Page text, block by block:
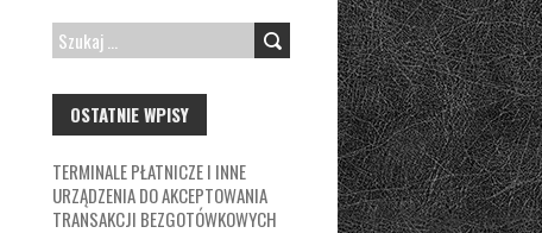
SZUKAJ:
OSTATNIE WPISY
TERMINALE PŁATNICZE I INNE
URZĄDZENIA DO AKCEPTOWANIA
TRANSAKCJI BEZGOTÓWKOWYCH